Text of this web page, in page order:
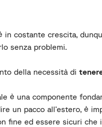
in costante crescita,
senza problemi.
della necessità di
è una componente
un pacco all’estero, è
fine ed essere sicuri che